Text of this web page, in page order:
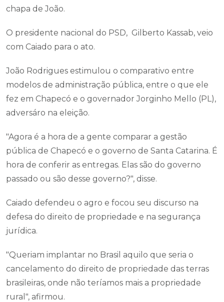
chapa de João.
O presidente nacional do PSD, Gilberto Kassab, veio
com Caiado para o ato.
João Rodrigues estimulou o comparativo entre
modelos de administração pública, entre o que ele
fez em Chapecó e o governador Jorginho Mello (PL),
adversáro na eleição.
​"Agora é a hora de a gente comparar a gestão
pública de Chapecó e o governo de Santa Catarina. É
hora de conferir as entregas. Elas são do governo
passado ou são desse governo?", disse.
​Caiado defendeu o agro e focou seu discurso na
defesa do direito de propriedade e na segurança
jurídica.
​"Queriam implantar no Brasil aquilo que seria o
cancelamento do direito de propriedade das terras
brasileiras, onde não teríamos mais a propriedade
rural", afirmou.